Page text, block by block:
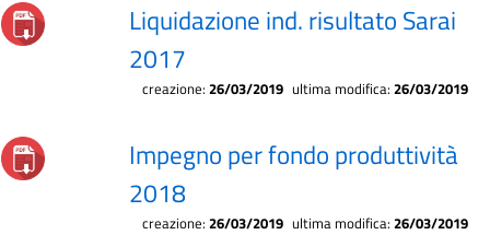
Liquidazione ind. risultato Sarai
2017
creazione: 26/03/2019 ultima modifica: 26/03/2019
Impegno per fondo produttività
2018
creazione: 26/03/2019 ultima modifica: 26/03/2019